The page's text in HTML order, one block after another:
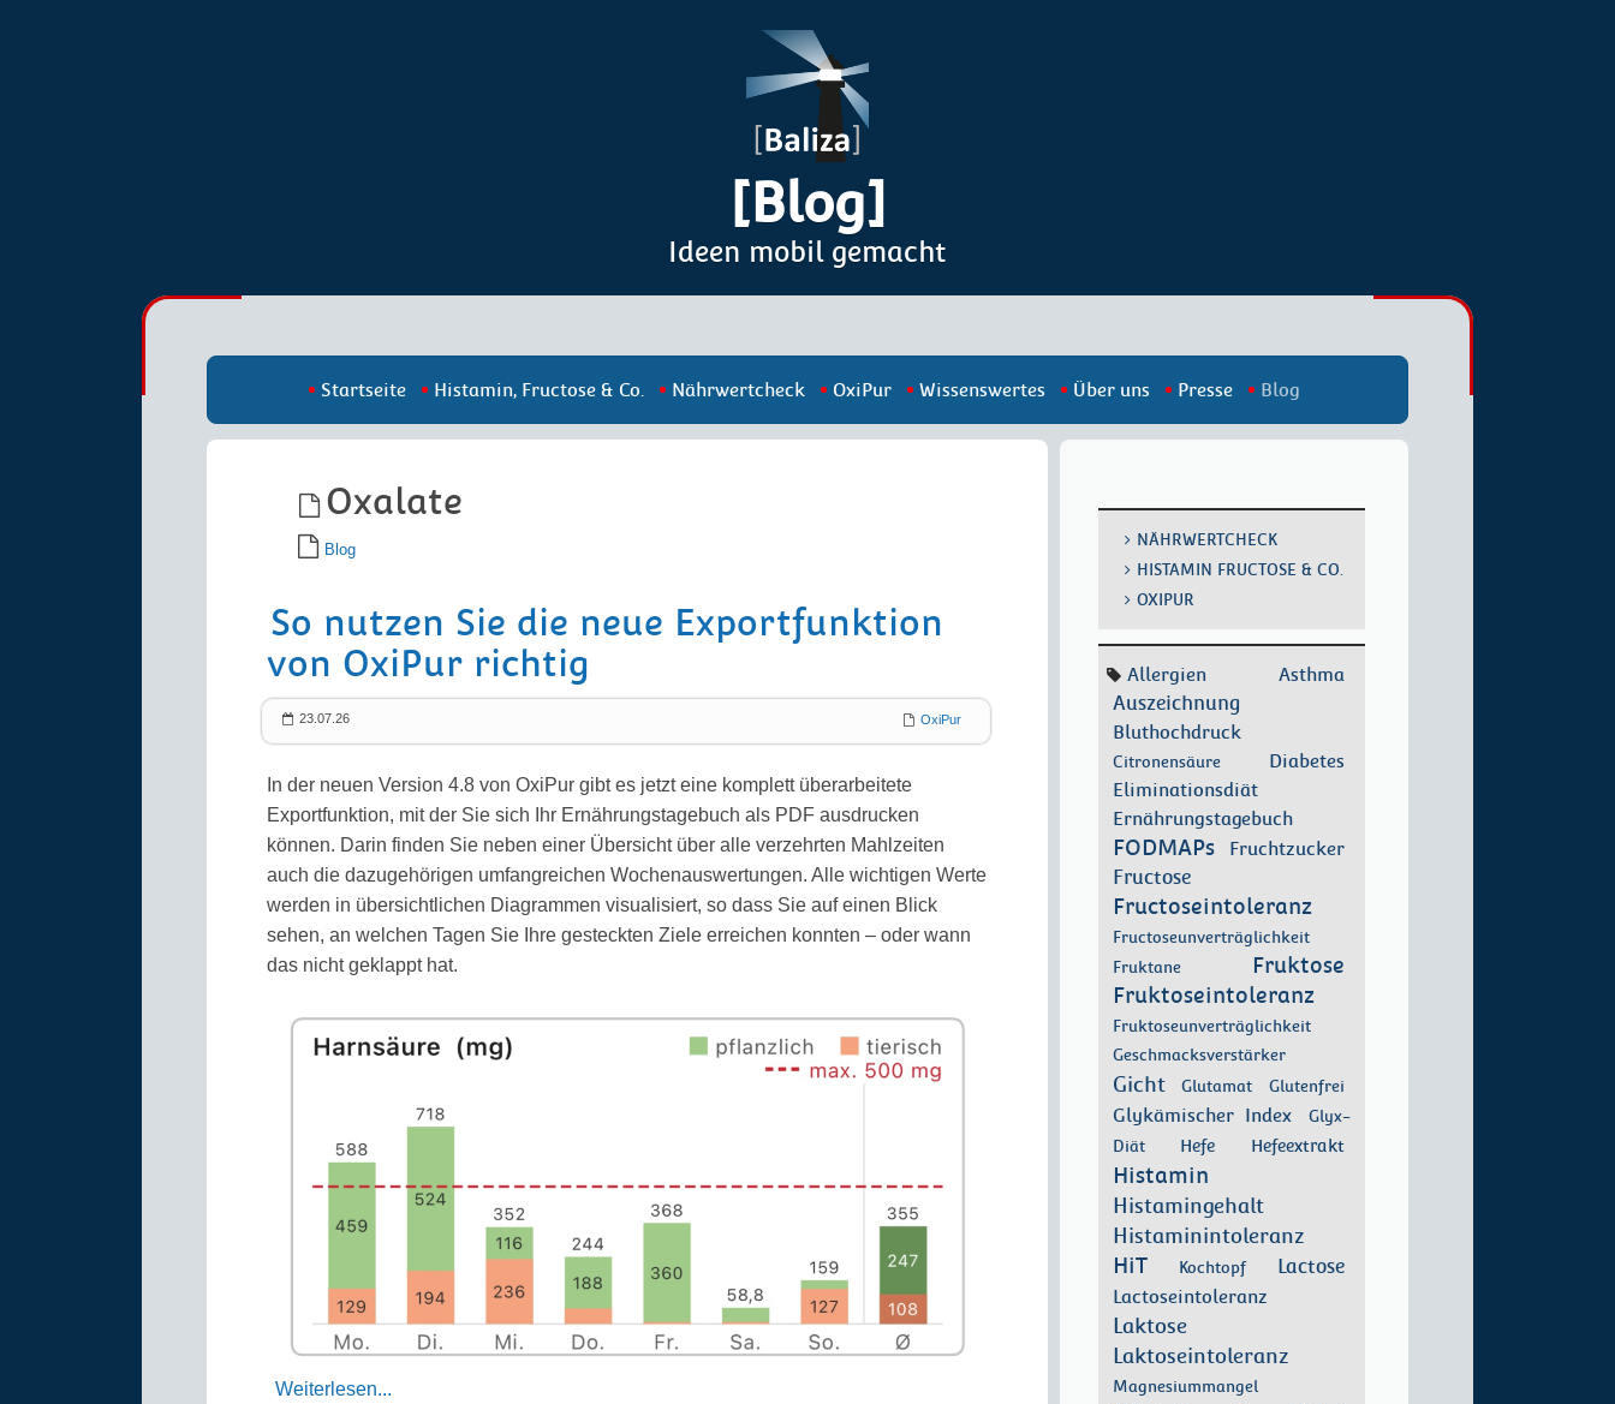
[Blog]
Ideen mobil gemacht
Startseite Histamin, Fructose & Co. Nährwertcheck OxiPur Wissenswertes Über uns Presse Blog
Oxalate
Blog
So nutzen Sie die neue Exportfunktion
von OxiPur richtig
23.07.26 OxiPur
In der neuen Version 4.8 von OxiPur gibt es jetzt eine komplett überarbeitete
Exportfunktion, mit der Sie sich Ihr Ernährungstagebuch als PDF ausdrucken
können. Darin finden Sie neben einer Übersicht über alle verzehrten Mahlzeiten
auch die dazugehörigen umfangreichen Wochenauswertungen. Alle wichtigen Werte
werden in übersichtlichen Diagrammen visualisiert, so dass Sie auf einen Blick
sehen, an welchen Tagen Sie Ihre gesteckten Ziele erreichen konnten – oder wann
das nicht geklappt hat.
Weiterlesen...
NÄHRWERTCHECK
HISTAMIN FRUCTOSE & CO.
OXIPUR
Allergien
Asthma
Auszeichnung
Bluthochdruck
Citronensäure
Diabetes
Eliminationsdiät
Ernährungstagebuch
FODMAPs Fruchtzucker
Fructose
Fructoseintoleranz
Fructoseunverträglichkeit
Fruktane
Fruktose
Fruktoseintoleranz
Fruktoseunverträglichkeit
Geschmacksverstärker
Gicht Glutamat Glutenfrei
Glykämischer Index
Glyx-
Diät
Hefe Hefeextrakt
Histamin
Histamingehalt
Histaminintoleranz
HiT Kochtopf
Lactose
Lactoseintoleranz
Laktose
Laktoseintoleranz
Magnesiummangel